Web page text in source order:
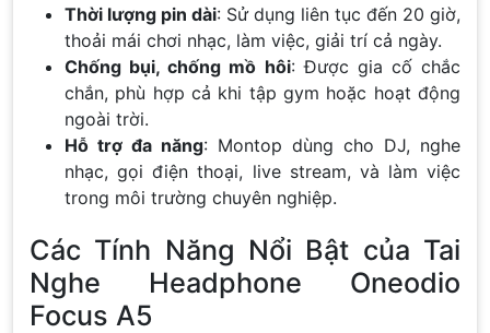
Thời lượng pin dài: Sử dụng liên tục đến 20 giờ,
thoải mái chơi nhạc, làm việc, giải trí cả ngày.
Chống bụi, chống mồ hôi: Được gia cố chắc
chắn, phù hợp cả khi tập gym hoặc hoạt động
ngoài trời.
Hỗ trợ đa năng: Montop dùng cho DJ, nghe
nhạc, gọi điện thoại, live stream, và làm việc
trong môi trường chuyên nghiệp.
Các Tính Năng Nổi Bật của Tai
Nghe Headphone Oneodio
Focus A5